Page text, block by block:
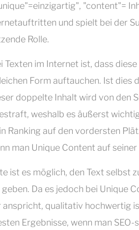
"content"=
und spielt bei der
Rolle.
im Internet ist, dass
Form auftauchen. Ist dies
doppelte Inhalt wird von den
weshalb es äußerst
Ranking auf den vordersten
man Unique Content auf
ist es möglich, den Text selbst
Da es jedoch bei Unique
anspricht, qualitativ hochwertig
Ergebnisse, wenn man